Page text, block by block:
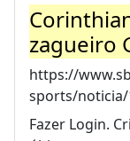
zagueiro
https://
sports/noticia/
Fazer Login.